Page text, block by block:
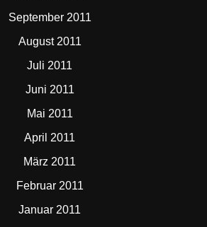
September 2011
August 2011
Juli 2011
Juni 2011
Mai 2011
April 2011
März 2011
Februar 2011
Januar 2011